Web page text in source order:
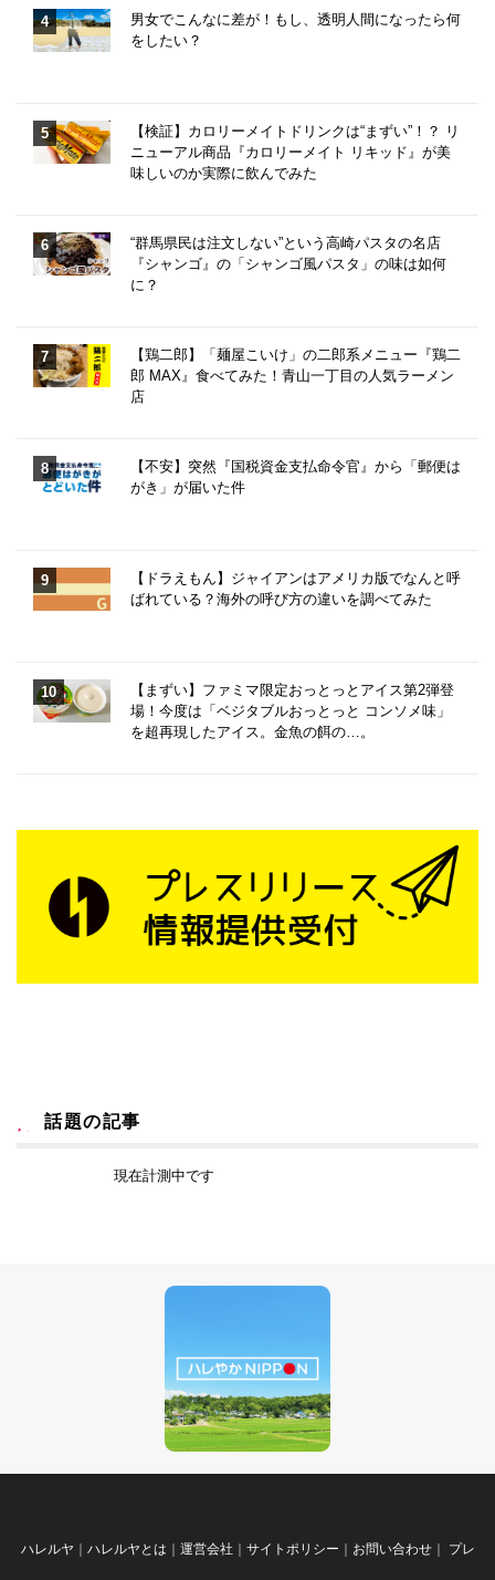
男女でこんなに差が！もし、透明人間になったら何
をしたい？
【検証】カロリーメイトドリンクは“まずい”！？ リ
ニューアル商品『カロリーメイト リキッド』が美
味しいのか実際に飲んでみた
“群馬県民は注文しない”という高崎パスタの名店
『シャンゴ』の「シャンゴ風パスタ」の味は如何
に？
【鶏二郎】「麺屋こいけ」の二郎系メニュー『鶏二
郎 MAX』食べてみた！青山一丁目の人気ラーメン
店
【不安】突然『国税資金支払命令官』から「郵便は
がき」が届いた件
【ドラえもん】ジャイアンはアメリカ版でなんと呼
ばれている？海外の呼び方の違いを調べてみた
【まずい】ファミマ限定おっとっとアイス第2弾登
場！今度は「ベジタブルおっとっと コンソメ味」
を超再現したアイス。金魚の餌の…。
話題の記事
現在計測中です
ハレルヤ ｜ ハレルヤとは ｜ 運営会社 ｜ サイトポリシー ｜ お問い合わせ｜ プレ